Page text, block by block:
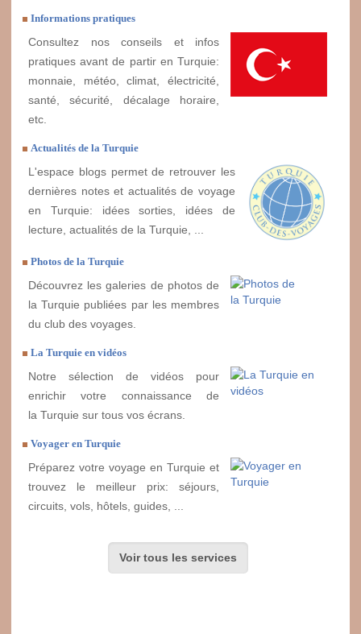
Informations pratiques
Consultez nos conseils et infos
pratiques avant de partir en Turquie:
monnaie, météo, climat, électricité,
santé, sécurité, décalage horaire,
etc.
Actualités de la Turquie
L'espace blogs permet de retrouver les
dernières notes et actualités de voyage
en Turquie: idées sorties, idées de
lecture, actualités de la Turquie, ...
Photos de la Turquie
Découvrez les galeries de photos de
la Turquie publiées par les membres
du club des voyages.
La Turquie en vidéos
Notre sélection de vidéos pour
enrichir votre connaissance de
la Turquie sur tous vos écrans.
Voyager en Turquie
Préparez votre voyage en Turquie et
trouvez le meilleur prix: séjours,
circuits, vols, hôtels, guides, ...
Voir tous les services